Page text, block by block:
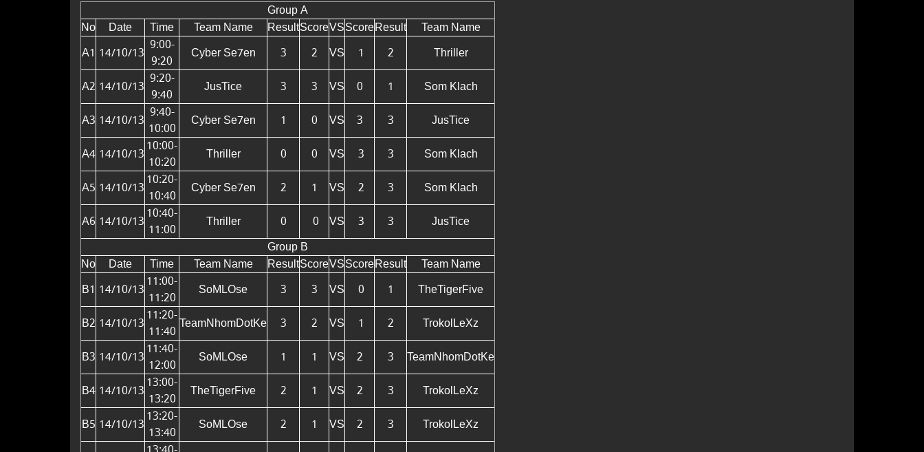
Group A
No
Date Time Team Name ResultScoreVSScoreResult
Team Name
A1 14/10/13 9:00-
9:20
Cyber Se7en 3 2 VS 1 2
Thriller
A2 14/10/13 9:20-
9:40
JusTice 3 3 VS 0 1
Som Klach
A3 14/10/13 9:40-
10:00
Cyber Se7en 1 0 VS 3 3
JusTice
A4 14/10/1310:00-
10:20
Thriller 0 0 VS 3 3
Som Klach
A5 14/10/1310:20-
10:40
Cyber Se7en 2 1 VS 2 3
Som Klach
A6 14/10/1310:40-
11:00
Thriller 0 0 VS 3 3
JusTice
Group B
No
Date Time Team Name ResultScoreVSScoreResult
Team Name
B1 14/10/1311:00-
11:20
SoMLOse 3 3 VS 0 1
TheTigerFive
B2 14/10/1311:20-
11:40 TeamNhomDotKe 3 2 VS 1 2
TrokolLeXz
B3 14/10/1311:40-
12:00
SoMLOse 1 1 VS 2 3
TeamNhomDotKe
B4 14/10/1313:00-
13:20
TheTigerFive 2 1 VS 2 3
TrokolLeXz
B5 14/10/1313:20-
13:40
SoMLOse 2 1 VS 2 3
TrokolLeXz